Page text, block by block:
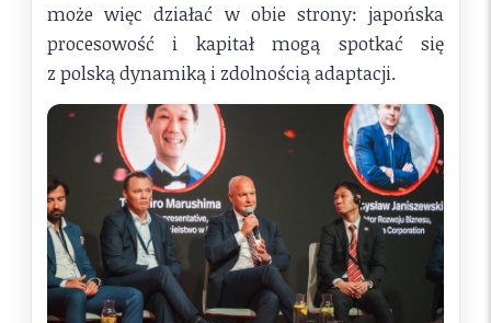
może więc działać w obie strony: japońska
procesowość i kapitał mogą spotkać się
z polską dynamiką i zdolnością adaptacji.